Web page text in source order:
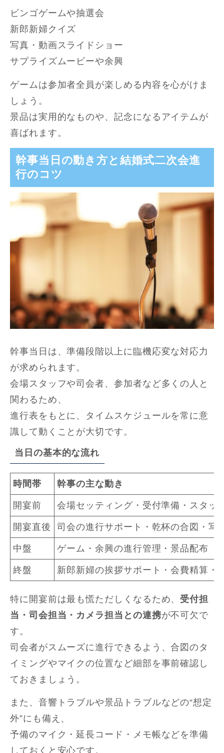
ビンゴゲームや抽選会
新郎新婦クイズ
写真・動画スライドショー
サプライズムービーや余興
ゲームは参加者全員が楽しめる内容を心がけま
しょう。
景品は実用的なものや、記念になるアイテムが
喜ばれます。
幹事当日の動き方と結婚式二次会進
行のコツ
幹事当日は、準備段階以上に臨機応変な対応力
が求められます。
会場スタッフや司会者、参加者など多くの人と
関わるため、
進行表をもとに、タイムスケジュールを常に意
識して動くことが大切です。
当日の基本的な流れ
時間帯 幹事の主な動き
開宴前 会場セッティング・受付準備・スタッ
開宴直後 司会の進行サポート・乾杯の合図・写
中盤 ゲーム・余興の進行管理・景品配布
終盤 新郎新婦の挨拶サポート・会費精算・
特に開宴前は最も慌ただしくなるため、 受付担
当・司会担当・カメラ担当との連携が不可欠で
す。
司会者がスムーズに進行できるよう、合図のタ
イミングやマイクの位置など細部を事前確認し
ておきましょう。
また、音響トラブルや景品トラブルなどの“想定
外”にも備え、
予備のマイク・延長コード・メモ帳などを準備
しておくと安心です。